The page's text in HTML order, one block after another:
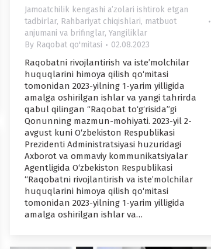
Jamoatchilik kengashi aʼzolari ishtirok etgan
tadbirlar, Rahbariyat chiqishlari, matbuot
anjumani va brifinglar, Yangiliklar
By Raqobat qo'mitasi 02.08.2023
Raqobatni rivojlantirish va iste’molchilar
huquqlarini himoya qilish qo‘mitasi
tomonidan 2023-yilning 1-yarim yilligida
amalga oshirilgan ishlar va yangi tahrirda
qabul qilingan “Raqobat to‘g‘risida”gi
Qonunning mazmun-mohiyati. 2023-yil 2-
avgust kuni O‘zbekiston Respublikasi
Prezidenti Administratsiyasi huzuridagi
Axborot va ommaviy kommunikatsiyalar
Agentligida O‘zbekiston Respublikasi
“Raqobatni rivojlantirish va iste’molchilar
huquqlarini himoya qilish qo‘mitasi
tomonidan 2023-yilning 1-yarim yilligida
amalga oshirilgan ishlar va…